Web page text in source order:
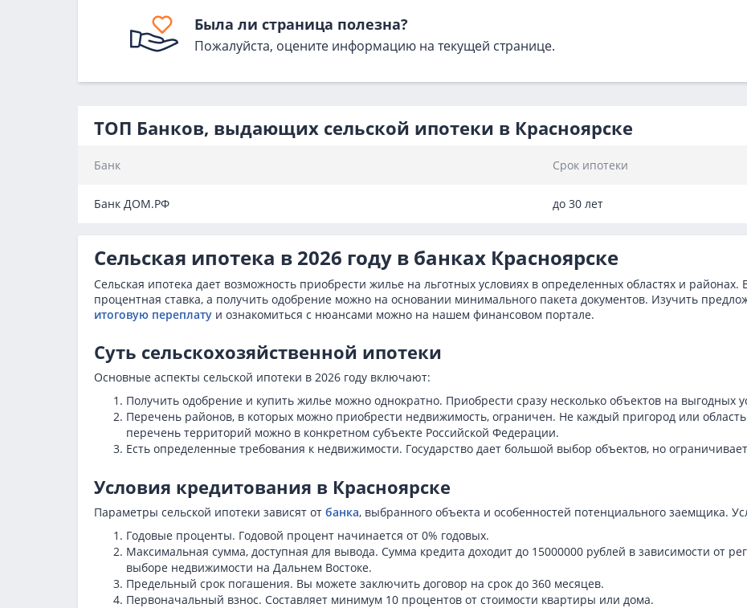
Была ли страница полезна?
Пожалуйста, оцените информацию на текущей странице.
ТОП Банков, выдающих сельской ипотеки в Красноярске
Банк Срок ипотеки
Банк ДОМ.РФ до 30 лет
Сельская ипотека в 2026 году в банках Красноярске
Сельская ипотека дает возможность приобрести жилье на льготных условиях в определенных областях и
процентная ставка, а получить одобрение можно на основании минимального пакета документов. Изучить
итоговую переплату и ознакомиться с нюансами можно на нашем финансовом портале.
Суть сельскохозяйственной ипотеки
Основные аспекты сельской ипотеки в 2026 году включают:
Получить одобрение и купить жилье можно однократно. Приобрести сразу несколько объектов на выгодных
Перечень районов, в которых можно приобрести недвижимость, ограничен. Не каждый пригород или
перечень территорий можно в конкретном субъекте Российской Федерации.
Есть определенные требования к недвижимости. Государство дает большой выбор объектов, но
Условия кредитования в Красноярске
Параметры сельской ипотеки зависят от банка, выбранного объекта и особенностей потенциального заемщика.
Годовые проценты. Годовой процент начинается от 0% годовых.
Максимальная сумма, доступная для вывода. Сумма кредита доходит до 15000000 рублей в зависимости от
выборе недвижимости на Дальнем Востоке.
Предельный срок погашения. Вы можете заключить договор на срок до 360 месяцев.
Первоначальный взнос. Составляет минимум 10 процентов от стоимости квартиры или дома.